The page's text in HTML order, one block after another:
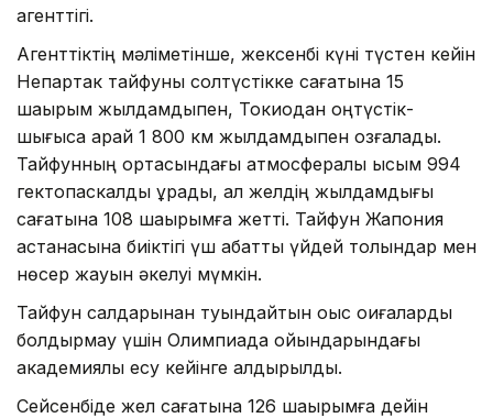
агенттігі.
Агенттіктің мәліметінше, жексенбі күні түстен кейін
Непартак тайфуны солтүстікке сағатына 15
шақырым жылдамдықпен, Токиодан оңтүстік-
шығысқа қарай 1 800 км жылдамдықпен қозғалады.
Тайфунның ортасындағы атмосфералық қысым 994
гектопаскалды құрады, ал желдің жылдамдығы
сағатына 108 шақырымға жетті. Тайфун Жапония
астанасына биіктігі үш қабатты үйдей толқындар мен
нөсер жауын әкелуі мүмкін.
Тайфун салдарынан туындайтын оқыс оқиғаларды
болдырмау үшін Олимпиада ойындарындағы
академиялық есу кейінге қалдырылды.
Сейсенбіде жел сағатына 126 шақырымға дейін